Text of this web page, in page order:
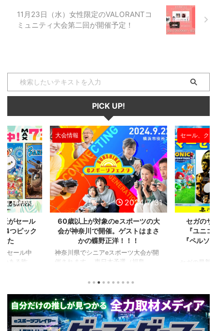
11月23日（水）女性限定のVALORANTコ
ミュニティ大会第二回が開催予定！
PICK UP!
2024/7/31
がセール
4つピック
た
セール中
ある昨
ルを独自に
。（類似し
ゲーム、長
ム） 注目
大会情報
2024/7/31
60歳以上が対象のeスポーツの大
会が神奈川で開催。ゲストはまさ
かの蝶野正洋！！！
神奈川県でシニアeスポーツ大会が開
催されます。 東日本予選（福島
選（神奈川県）の優勝者3名が決勝大
仕様。ご当地キャラクターによる対戦
も見られるとのことなので、家族で楽
しめるイベントになっているようで
す。 ちなみに、ゲストのプロレスラ
セール、クー
セガのサ
『ユニ
『ペルソ
セガの最新
ファンから
や編成や育
クなどが話
売されたば